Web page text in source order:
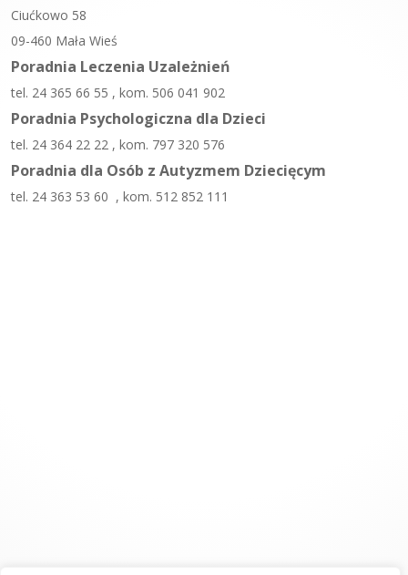
Ciućkowo 58
09-460 Mała Wieś
Poradnia Leczenia Uzależnień
tel. 24 365 66 55 , kom. 506 041 902
Poradnia Psychologiczna dla Dzieci
tel. 24 364 22 22 , kom. 797 320 576
Poradnia dla Osób z Autyzmem Dziecięcym
tel. 24 363 53 60 , kom. 512 852 111